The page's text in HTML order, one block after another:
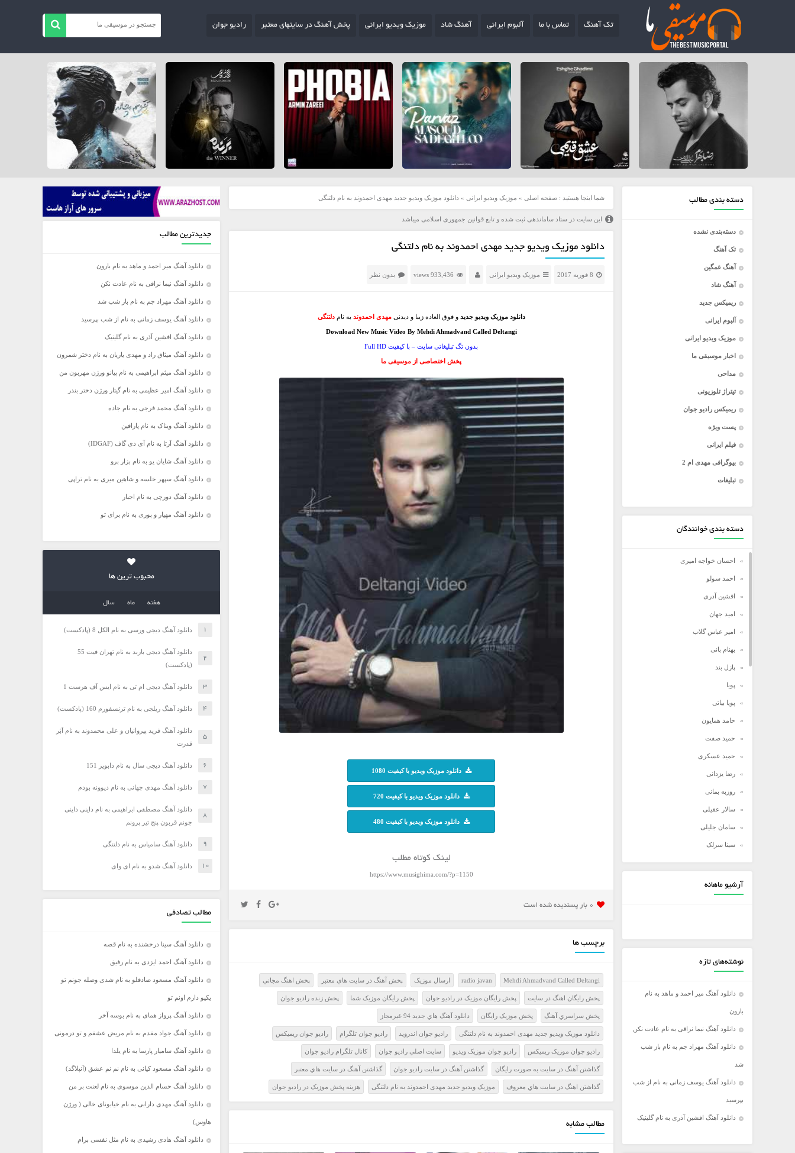
تک آهنگ تماس با ما آلبوم ایرانی آهنگ شاد موزیک ویدیو ایرانی پخش آهنگ در سایتهای معتبر رادیو جوان
دسته بندی مطالب
دسته‌بندی نشده
تک آهنگ
آهنگ غمگین
آهنگ شاد
ریمیکس جدید
آلبوم ایرانی
موزیک ویدیو ایرانی
اخبار موسیقی ما
مداحی
تیتراژ تلوزیونی
ریمیکس رادیو جوان
پست ویژه
فیلم ایرانی
بیوگرافی مهدی ام 2
تبلیغات
دسته بندی خوانندگان
احسان خواجه امیری
احمد سولو
افشین آدری
امید جهان
امیر عباس گلاب
بهنام بانی
پازل بند
پویا
پویا بیاتی
حامد همایون
حمید صفت
حمید عسکری
رضا یزدانی
روزبه بمانی
سالار عقیلی
سامان جلیلی
سینا سرلک
شادمهر عقیلی
مجید خراطها
آرشیو ماهانه
نوشته‌های تازه
دانلود آهنگ میر احمد و ماهد به نام
بارون
دانلود آهنگ نیما نراقی به نام عادت نکن
دانلود آهنگ مهراد جم به نام باز شب
شد
دانلود آهنگ یوسف زمانی به نام از شب
بپرسید
دانلود آهنگ افشین آذری به نام گلینیک
شما اینجا هستید : صفحه اصلی » موزیک ویدیو ایرانی » دانلود موزیک ویدیو جدید مهدی احمدوند به نام دلتنگی
این سایت در ستاد ساماندهی ثبت شده و تابع قوانین جمهوری اسلامی میباشد
دانلود موزیک ویدیو جدید مهدی احمدوند به نام دلتنگی
8 فوریه 2017 موزیک ویدیو ایرانی 933,436 views بدون نظر
دانلود موزیک ویدیو جدید و فوق العاده زیبا و دیدنی مهدی احمدوند به نامدلتنگی
Download New Music Video By Mehdi Ahmadvand Called Deltangi
بدون تگ تبلیغاتی سایت – با کیفیت Full HD
پخش اختصاصی از موسیقی ما
دانلود موزیک ویدیو با کیفیت 1080
دانلود موزیک ویدیو با کیفیت 720
دانلود موزیک ویدیو با کیفیت 480
لینک کوتاه مطلب
https://www.musighima.com/?p=1150
0 بار پسنديده شده است
برچسب ها
Mehdi Ahmadvand Called Deltangi
radio javan ارسال موزيک پخش آهنگ در سايت هاي معتبر پخش اهنگ مجاني
پخش رايگان اهنگ در سايت پخش رايگان موزيک در راديو جوان پخش رايگان موزيک شما پخش زنده راديو جوان
پخش سراسري آهنگ پخش موزيک رايگان دانلود آهنگ هاي جديد 94 غيرمجاز
دانلود موزیک ویدیو جدید مهدی احمدوند به نام دلتنگی راديو جوان اندرويد راديو جوان تلگرام راديو جوان ريميکس
راديو جوان موزيک ريميکس راديو جوان موزيک ويديو سايت اصلي راديو جوان کانال تلگرام راديو جوان
گذاشتن آهنگ در سايت به صورت رايگان گذاشتن آهنگ در سايت راديو جوان گذاشتن آهنگ در سايت هاي معتبر
گذاشتن اهنگ در سايت هاي معروف موزیک ویدیو جدید مهدی احمدوند به نام دلتنگی هزينه پخش موزيک در راديو جوان
مطالب مشابه
جدیدترین مطالب
دانلود آهنگ میر احمد و ماهد به نام بارون
دانلود آهنگ نیما نراقی به نام عادت نکن
دانلود آهنگ مهراد جم به نام باز شب شد
دانلود آهنگ یوسف زمانی به نام از شب بپرسید
دانلود آهنگ افشین آذری به نام گلینیک
دانلود آهنگ میثاق راد و مهدی یاریان به نام دختر شمرون
دانلود آهنگ میثم ابراهیمی به نام پیانو ورژن مهربون من
دانلود آهنگ امیر عظیمی به نام گیتار ورژن دختر بندر
دانلود آهنگ محمد فرجی به نام جاده
دانلود آهنگ ویناک به نام پارافین
دانلود آهنگ آرتا به نام آی دی گاف (IDGAF)
دانلود آهنگ شایان یو به نام بزار برو
دانلود آهنگ سپهر خلسه و شاهین میری به نام تراپی
دانلود آهنگ دورچی به نام اجبار
دانلود آهنگ مهیار و پوری به نام برای تو
محبوب ترین ها
هفته ماه سال
دانلود آهنگ دیجی ورسی به نام الکل 8 (پادکست)
دانلود آهنگ دیجی باربد به نام تهران فیت 55
(پادکست)
دانلود آهنگ دیجی ام تی به نام ایس آف هرست 1
دانلود آهنگ ریلجی به نام ترنسفورم 160 (پادکست)
دانلود آهنگ فرید پیروانیان و علی محمدوند به نام اَبَر
قدرت
دانلود آهنگ دیجی سال به نام دابویز 151
دانلود آهنگ مهدی جهانی به نام دیوونه بودم
دانلود آهنگ مصطفی ابراهیمی به نام داینی داینی
جونم قربون پنج تیر پرونم
دانلود آهنگ سامیاس به نام دلتنگی
دانلود آهنگ شدو به نام ای وای
مطالب تصادفی
دانلود آهنگ سینا درخشنده به نام قصه
دانلود آهنگ احمد ایزدی به نام رفیق
دانلود آهنگ مسعود صادقلو به نام شدی وصله جونم تو
یکیو دارم اونم تو
دانلود آهنگ پرواز همای به نام بوسه آخر
دانلود آهنگ جواد مقدم به نام مریض عشقم و تو درمونی
دانلود آهنگ سامیار پارسا به نام یلدا
دانلود آهنگ مسعود کیانی به نام نم نم عشق (آنپلاگد)
دانلود آهنگ حسام الدین موسوی به نام لعنت بر من
دانلود آهنگ مهدی دارابی به نام خیابونای خالی ( ورژن
هاوس)
دانلود آهنگ هادی رشیدی به نام مثل نفسی برام